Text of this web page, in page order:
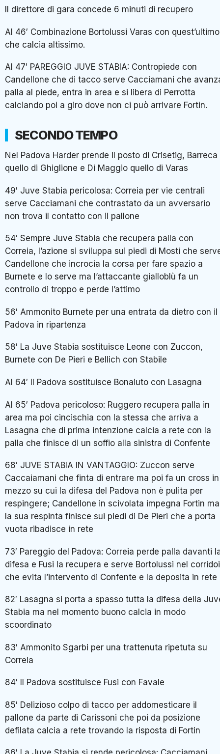
Il direttore di gara concede 6 minuti di recupero
Al 46′ Combinazione Bortolussi Varas con quest’ultimo
che calcia altissimo.
Al 47′ PAREGGIO JUVE STABIA: Contropiede con
Candellone che di tacco serve Cacciamani che
palla al piede, entra in area e si libera di Perrotta
calciando poi a giro dove non ci può arrivare Fortin.
SECONDO TEMPO
Nel Padova Harder prende il posto di Crisetig, Barreca
quello di Ghiglione e Di Maggio quello di Varas
49′ Juve Stabia pericolosa: Correia per vie centrali
serve Cacciamani che contrastato da un avversario
non trova il contatto con il pallone
54′ Sempre Juve Stabia che recupera palla con
Correia, l’azione si sviluppa sui piedi di Mosti che
Candellone che incrocia la corsa per fare spazio a
Burnete e lo serve ma l’attaccante gialloblù fa un
controllo di troppo e perde l’attimo
56′ Ammonito Burnete per una entrata da dietro con il
Padova in ripartenza
58′ La Juve Stabia sostituisce Leone con Zuccon,
Burnete con De Pieri e Bellich con Stabile
Al 64′ Il Padova sostituisce Bonaiuto con Lasagna
Al 65′ Padova pericoloso: Ruggero recupera palla in
area ma poi cincischia con la stessa che arriva a
Lasagna che di prima intenzione calcia a rete con la
palla che finisce di un soffio alla sinistra di Confente
68′ JUVE STABIA IN VANTAGGIO: Zuccon serve
Caccaiamani che finta di entrare ma poi fa un cross in
mezzo su cui la difesa del Padova non è pulita per
respingere; Candellone in scivolata impegna Fortin ma
la sua respinta finisce sui piedi di De Pieri che a porta
vuota ribadisce in rete
73′ Pareggio del Padova: Correia perde palla davanti
difesa e Fusi la recupera e serve Bortolussi nel
che evita l’intervento di Confente e la deposita in rete
82′ Lasagna si porta a spasso tutta la difesa della
Stabia ma nel momento buono calcia in modo
scoordinato
83′ Ammonito Sgarbi per una trattenuta ripetuta su
Correia
84′ Il Padova sostituisce Fusi con Favale
85′ Delizioso colpo di tacco per addomesticare il
pallone da parte di Carissoni che poi da posizione
defilata calcia a rete trovando la risposta di Fortin